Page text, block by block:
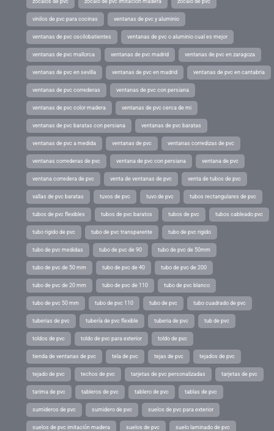
vinilos de pvc para cocinas ventanas de pvc y aluminio
ventanas de pvc oscilobatientes ventanas de pvc o aluminio cual es mejor
ventanas de pvc mallorca ventanas de pvc madrid ventanas de pvc en zaragoza
ventanas de pvc en sevilla ventanas de pvc en madrid ventanas de pvc en cantabria
ventanas de pvc correderas ventanas de pvc con persiana
ventanas de pvc color madera ventanas de pvc cerca de mi
ventanas de pvc baratas con persiana ventanas de pvc baratas
ventanas de pvc a medida ventanas de pvc ventanas corredizas de pvc
ventanas correderas de pvc ventana de pvc con persiana ventana de pvc
ventana corredera de pvc venta de ventanas de pvc venta de tubos de pvc
vallas de pvc baratas tuvos de pvc tuvo de pvc tubos rectangulares de pvc
tubos de pvc flexibles tubos de pvc baratos tubos de pvc tubos cableado pvc
tubo rigido de pvc tubo de pvc transparente tubo de pvc rigido
tubo de pvc medidas tubo de pvc de 90 tubo de pvc de 50mm
tubo de pvc de 50 mm tubo de pvc de 40 tubo de pvc de 200
tubo de pvc de 20 mm tubo de pvc de 110 tubo de pvc blanco
tubo de pvc 50 mm tubo de pvc 110 tubo de pvc tubo cuadrado de pvc
tuberias de pvc tubería de pvc flexible tuberia de pvc tub de pvc
toldos de pvc toldo de pvc para exterior toldo de pvc
tienda de ventanas de pvc tela de pvc tejas de pvc tejados de pvc
tejado de pvc techos de pvc tarjetas de pvc personalizadas tarjetas de pvc
tarima de pvc tableros de pvc tablero de pvc tablas de pvc
sumideros de pvc sumidero de pvc suelos de pvc para exterior
suelos de pvc imitación madera suelos de pvc suelo laminado de pvc